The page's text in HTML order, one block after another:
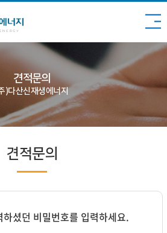
견적문의
)다산신재생에너지
견적문의
셨던 비밀번호를 입력하세요.